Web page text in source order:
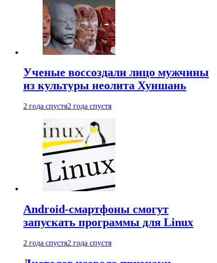
Ученые воссоздали лицо мужчины
из культуры неолита Хуншань
2 года спустя2 года спустя
Android-смартфоны смогут
запускать программы для Linux
2 года спустя2 года спустя